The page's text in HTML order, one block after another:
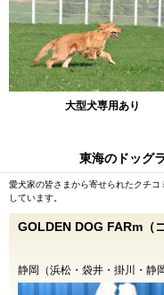
大型犬専用あり
東海のドッグ
愛犬家の皆さまから寄せられたクチ
しています。
GOLDEN DOG FARm（
静岡（浜松・袋井・掛川・静